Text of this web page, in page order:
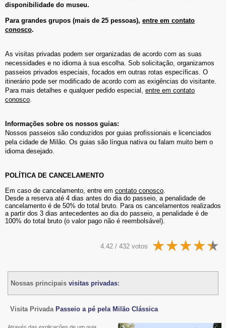
disponibilidade do museu.
Para grandes grupos (mais de 25 pessoas), entre em contato
conosco.
As visitas privadas podem ser organizadas de acordo com as suas
necessidades e no idioma à sua escolha. Sob solicitação, organizamos
passeios privados especiais, focados em outras rotas específicas. O
itinerário pode ser modificado de acordo com as exigências do visitante.
Para mais detalhes e qualquer pedido especial, entre em contato
conosco.
Informações sobre os nossos guias:
Nossos passeios são conduzidos por guias profissionais e licenciados
pela cidade de Milão. Os guias são língua nativa ou falam muito bem o
idioma desejado.
POLÍTICA DE CANCELAMENTO
Em caso de cancelamento, entre em contato conosco.
Desde a reserva até 4 dias antes do dia do passeio, a penalidade de
cancelamento é de 50% do total bruto. Para os cancelamentos realizados
a partir dos 3 dias antecedentes ao dia do passeio, a penalidade é de
100% do total bruto (o valor pago não é reembolsável).
4.42 / 432 votos
Nossas principais visitas privadas:
Visita Privada Passeio a pé pela Milão Clássica